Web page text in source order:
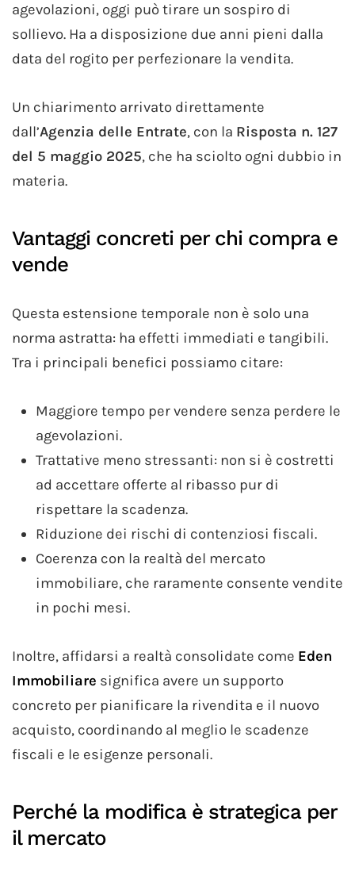
agevolazioni, oggi può tirare un sospiro di
sollievo. Ha a disposizione due anni pieni dalla
data del rogito per perfezionare la vendita.
Un chiarimento arrivato direttamente
dall’Agenzia delle Entrate, con la Risposta n. 127
del 5 maggio 2025, che ha sciolto ogni dubbio in
materia.
Vantaggi concreti per chi compra e
vende
Questa estensione temporale non è solo una
norma astratta: ha effetti immediati e tangibili.
Tra i principali benefici possiamo citare:
Maggiore tempo per vendere senza perdere le
agevolazioni.
Trattative meno stressanti: non si è costretti
ad accettare offerte al ribasso pur di
rispettare la scadenza.
Riduzione dei rischi di contenziosi fiscali.
Coerenza con la realtà del mercato
immobiliare, che raramente consente vendite
in pochi mesi.
Inoltre, affidarsi a realtà consolidate come Eden
Immobiliare significa avere un supporto
concreto per pianificare la rivendita e il nuovo
acquisto, coordinando al meglio le scadenze
fiscali e le esigenze personali.
Perché la modifica è strategica per
il mercato